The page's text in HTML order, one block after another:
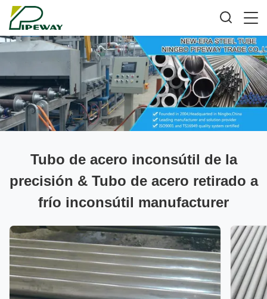
Tubo de acero inconsútil de la
precisión & Tubo de acero retirado a
frío inconsútil manufacturer